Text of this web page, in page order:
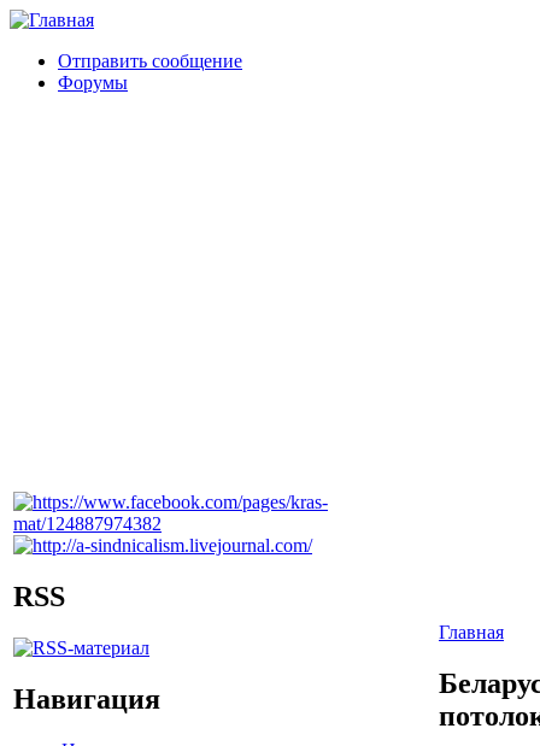
Отправить сообщение
Форумы
RSS
Навигация
Главная